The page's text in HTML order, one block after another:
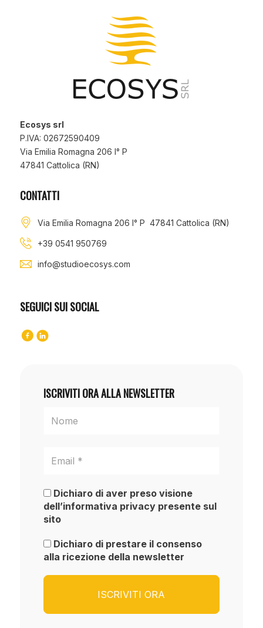
Ecosys srl
P.IVA: 02672590409
Via Emilia Romagna 206 I° P
47841 Cattolica (RN)
CONTATTI
Via Emilia Romagna 206 I° P 47841 Cattolica (RN)
+39 0541 950769
info@studioecosys.com
SEGUICI SUI SOCIAL
ISCRIVITI ORA ALLA NEWSLETTER
Dichiaro di aver preso visione
dell’informativa privacy presente sul
sito
Dichiaro di prestare il consenso
alla ricezione della newsletter